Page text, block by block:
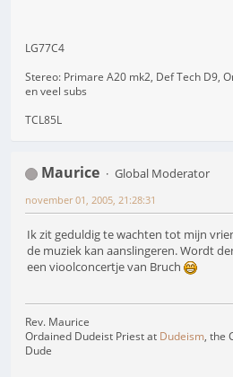
LG77C4
Stereo: Primare A20 mk2, Def Tech D9,
en veel subs
TCL85L
Maurice
Global Moderator
november 01, 2005, 21:28:31
Ik zit geduldig te wachten tot mijn
de muziek kan aanslingeren. Wordt
een vioolconcertje van Bruch
Rev. Maurice
Ordained Dudeist Priest at Dudeism, the
Dude